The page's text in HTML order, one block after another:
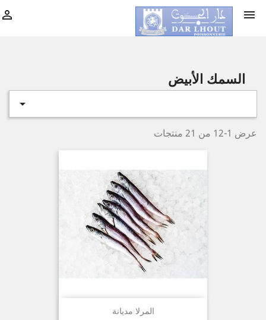


السمك الأبيض

عرض 1-12 من 21 منتجات
المرلا مديانة